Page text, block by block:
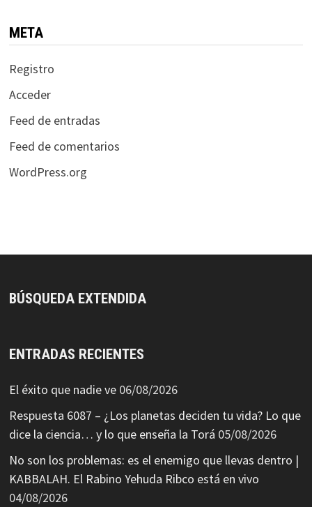
META
Registro
Acceder
Feed de entradas
Feed de comentarios
WordPress.org
BÚSQUEDA EXTENDIDA
ENTRADAS RECIENTES
El éxito que nadie ve 06/08/2026
Respuesta 6087 – ¿Los planetas deciden tu vida? Lo que
dice la ciencia… y lo que enseña la Torá 05/08/2026
No son los problemas: es el enemigo que llevas dentro |
KABBALAH. El Rabino Yehuda Ribco está en vivo
04/08/2026